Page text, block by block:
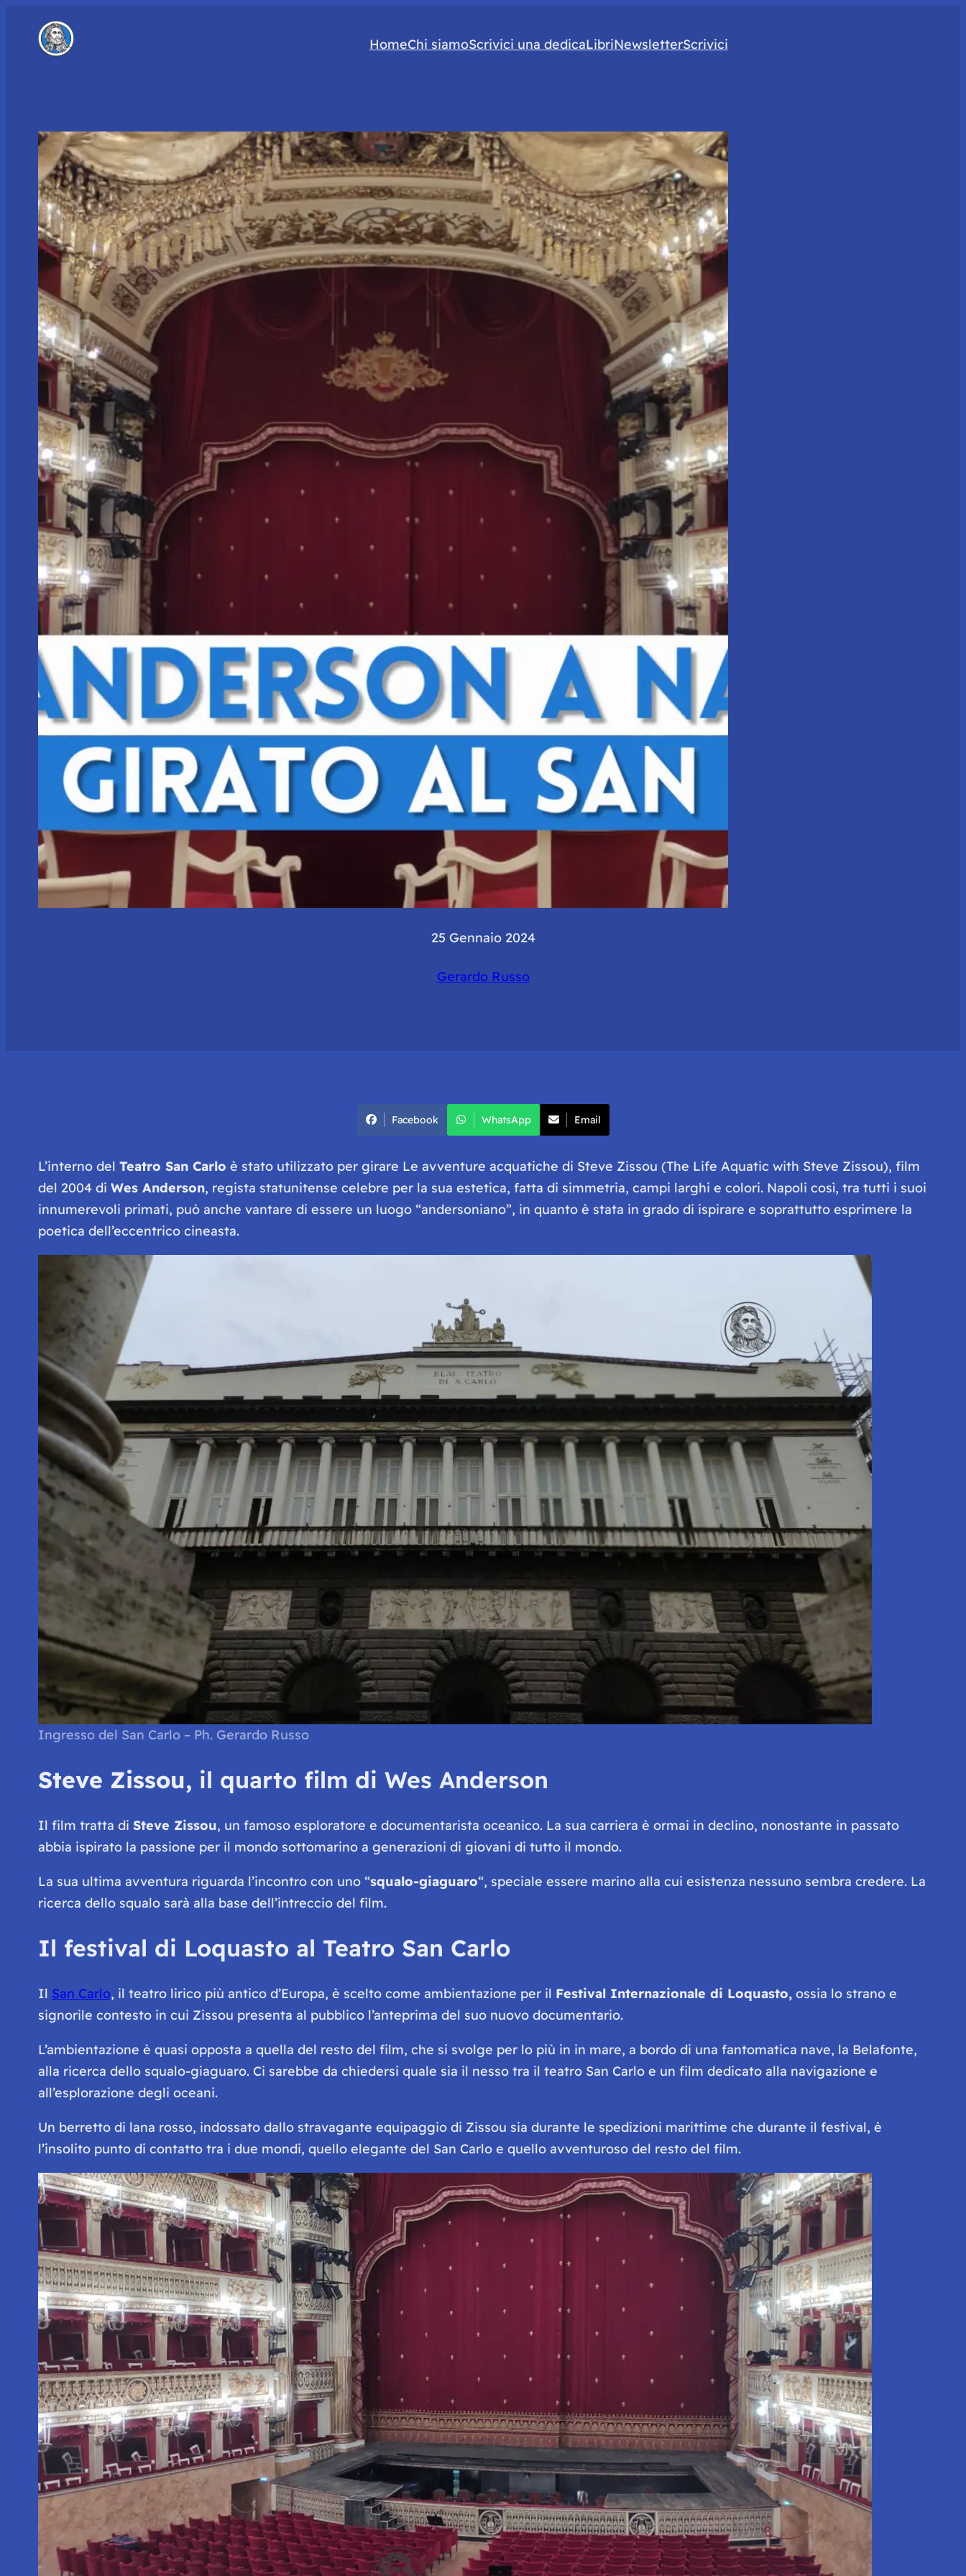
HomeChi siamoScrivici una dedicaLibriNewsletterScrivici
25 Gennaio 2024
Gerardo Russo
Facebook WhatsApp Email
L’interno del Teatro San Carlo è stato utilizzato per girare Le avventure acquatiche di Steve Zissou (The Life Aquatic with Steve Zissou), film
del 2004 di Wes Anderson, regista statunitense celebre per la sua estetica, fatta di simmetria, campi larghi e colori. Napoli così, tra tutti i suoi
innumerevoli primati, può anche vantare di essere un luogo “andersoniano”, in quanto è stata in grado di ispirare e soprattutto esprimere la
poetica dell’eccentrico cineasta.
Ingresso del San Carlo – Ph. Gerardo Russo
Steve Zissou, il quarto film di Wes Anderson
Il film tratta di Steve Zissou, un famoso esploratore e documentarista oceanico. La sua carriera è ormai in declino, nonostante in passato
abbia ispirato la passione per il mondo sottomarino a generazioni di giovani di tutto il mondo.
La sua ultima avventura riguarda l’incontro con uno “squalo-giaguaro“, speciale essere marino alla cui esistenza nessuno sembra credere. La
ricerca dello squalo sarà alla base dell’intreccio del film.
Il festival di Loquasto al Teatro San Carlo
Il San Carlo, il teatro lirico più antico d’Europa, è scelto come ambientazione per il Festival Internazionale di Loquasto,ossia lo strano e
signorile contesto in cui Zissou presenta al pubblico l’anteprima del suo nuovo documentario.
L’ambientazione è quasi opposta a quella del resto del film, che si svolge per lo più in in mare, a bordo di una fantomatica nave, la Belafonte,
alla ricerca dello squalo-giaguaro. Ci sarebbe da chiedersi quale sia il nesso tra il teatro San Carlo e un film dedicato alla navigazione e
all’esplorazione degli oceani.
Un berretto di lana rosso, indossato dallo stravagante equipaggio di Zissou sia durante le spedizioni marittime che durante il festival, è
l’insolito punto di contatto tra i due mondi, quello elegante del San Carlo e quello avventuroso del resto del film.